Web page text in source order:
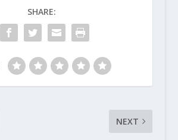
SHARE:
NEXT